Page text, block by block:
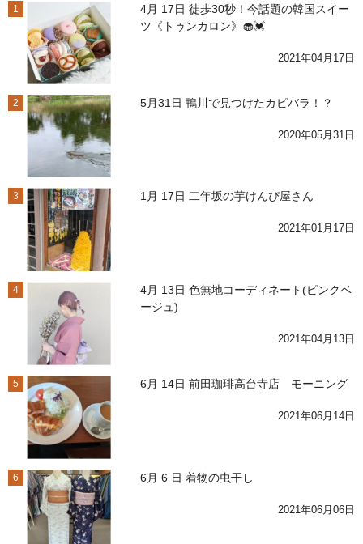
1
4月 17日 徒歩30秒！今話題の韓国スイー
ツ《トゥンカロン》🧁💓
2021年04月17日
2 5月31日 鴨川で見つけたカピバラ！？
2020年05月31日
3 1月 17日 二年坂の芋けんぴ屋さん
2021年01月17日
4
4月 13日 色無地コーディネート(ピンクベ
ージュ)
2021年04月13日
5 6月 14日 前田珈琲高台寺店 モーニング
2021年06月14日
6 6月 6 日 着物の虫干し
2021年06月06日